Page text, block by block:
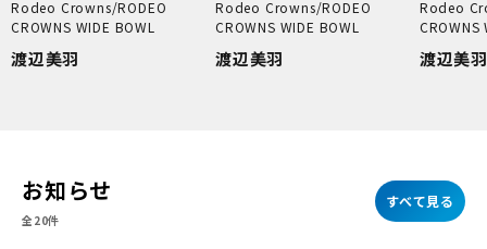
Rodeo Crowns/RODEO
CROWNS WIDE BOWL
渡辺美羽
Rodeo Crowns/RODEO
CROWNS WIDE BOWL
渡辺美羽
Rodeo
CROWNS
渡辺美羽
お知らせ
全20件
すべて見る